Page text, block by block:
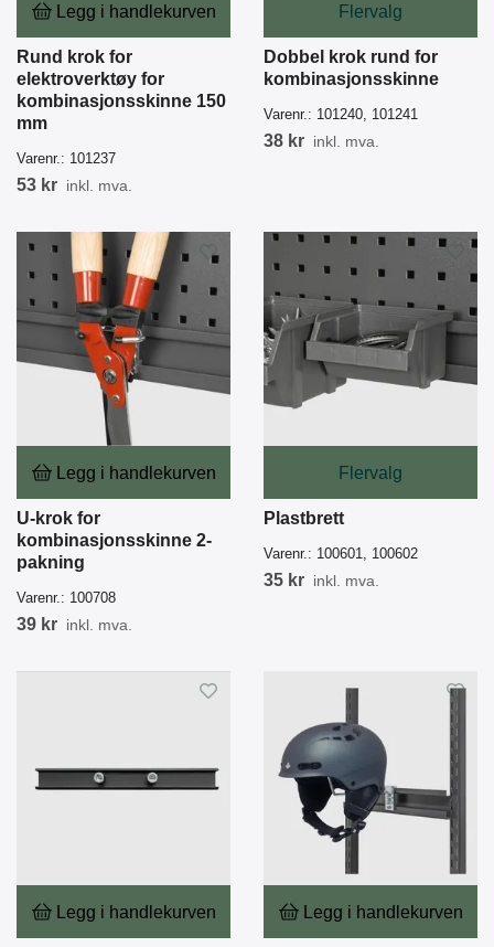
Legg i handlekurven
Rund krok for
elektroverktøy for
kombinasjonsskinne 150
mm
Varenr.: 101237
53 kr inkl. mva.
Flervalg
Dobbel krok rund for
kombinasjonsskinne
Varenr.: 101240, 101241
38 kr inkl. mva.
Legg i handlekurven
U-krok for
kombinasjonsskinne 2-
pakning
Varenr.: 100708
39 kr inkl. mva.
Flervalg
Plastbrett
Varenr.: 100601, 100602
35 kr inkl. mva.
Legg i handlekurven Legg i handlekurven